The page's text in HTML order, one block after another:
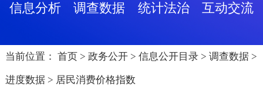
信息分析 调查数据 统计法治 互动交流
当前位置： 首页 > 政务公开 > 信息公开目录 > 调查数据 >
进度数据 > 居民消费价格指数